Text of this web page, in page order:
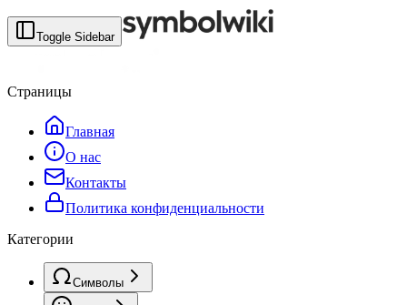
Toggle Sidebar
Страницы
Главная
О нас
Контакты
Политика конфиденциальности
Категории
Символы